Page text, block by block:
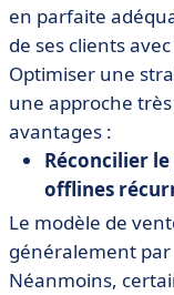
en parfaite
de ses clients
Optimiser une
une approche
avantages :
Réconcilier
offlines
Le modèle de
généralement
Néanmoins,